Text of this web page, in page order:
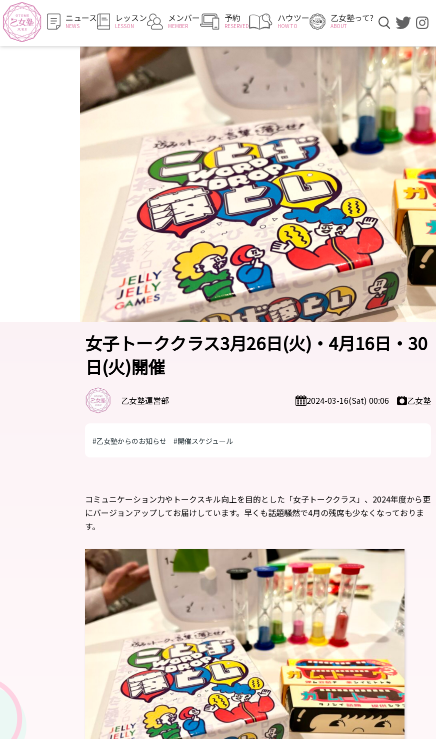
ニュース
NEWS
レッスン
LESSON
メンバー
MEMBER
予約
RESERVED
ハウツー
HOW TO
乙女塾って?
ABOUT
女子トーククラス3月26日(火)・4月16日・30
日(火)開催
乙女塾運営部 2024-03-16(Sat) 00:06 乙女塾
#乙女塾からのお知らせ #開催スケジュール
コミュニケーション力やトークスキル向上を目的とした「女子トーククラス」、2024年度から更
にバージョンアップしてお届けしています。早くも話題騒然で4月の残席も少なくなっておりま
す。